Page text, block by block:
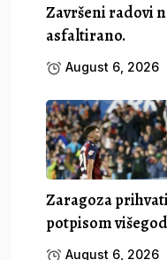
Završeni radovi
asfaltirano.
August 6, 2026
Zaragoza
potpisom
August 6, 2026